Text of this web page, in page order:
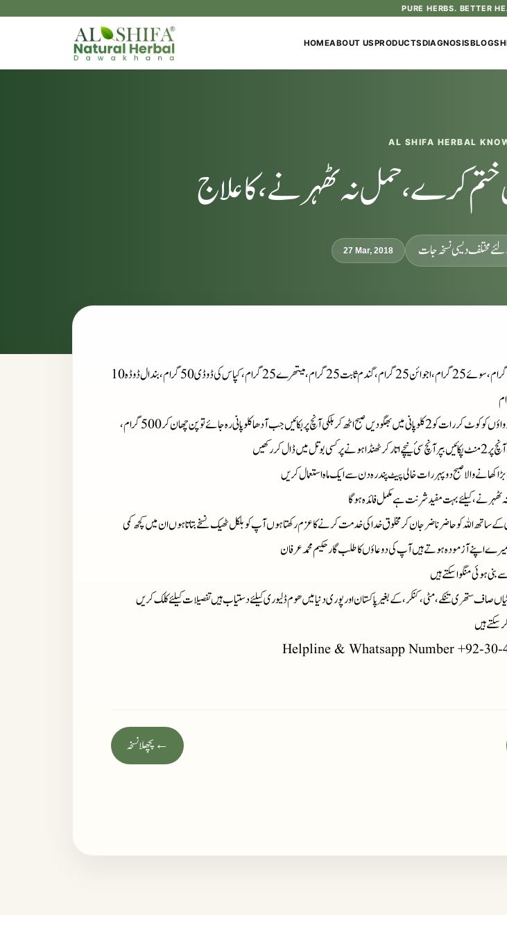
PURE HERBS. BETTER
HOMEABOUT USPRODUCTSDIAGNOSISBLOGS
AL SHIFA HERBAL
ختم کرے، حمل نہ ٹھہرنے، کا علاج
27 Mar, 2018 مختلف دیسی نسخہ جات
نسخہ الشفاء : مجیٹھ 20 گرام، سوئے 25 گرام، اجوائن 25 گرام، گندم ثابت 25 گرام، میتھرے 25 گرام، کپاس کی ڈوڈی50 گرام، بندال ڈوڈہ 10
اٹھ کر ہلکی آنچ پر بکائیں جب آدھا کلو پانی رہ جائے تو پن چھان کر
500گرام،
میں ڈال کر رکھیں
ٹھہرنے، کیلئے بہت مفید شرنت ہے مکمل فائدہ ہوگا
کے ساتھ اللہ کو حاضر ناضر جان کر مخلوق خدا کی خدمت کرنے کا عزم رکھتا ہوں آپ کو بلکل ٹھیک نسخے بتاتا ہوں ان میں کچھ کمی
میرے اپنے آزمودہ ہوتے ہیں آپ کی دوعاؤں کا طلب گار حکیم محمد عرفان
بنی ہوئی منگوا سکتے ہیں
صاف ستھری تنکے، مٹی، کنکر، کے بغیر پاکستان اور پوری دنیا میں ھوم ڈلیوری کیلئے دستیاب ہیں تفصیلات کیلئے کلک کریں
سکتے ہیں
Helpline & Whatsapp Number +92-
← پچھلا نسخہ